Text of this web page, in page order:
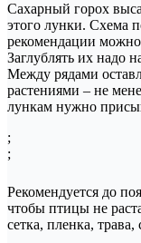
Сахарный горох
этого лунки. Схема
рекомендации
Заглублять их надо
Между рядами
растениями – не
лункам нужно
;
;
Рекомендуется до
чтобы птицы не
сетка, пленка, трава,